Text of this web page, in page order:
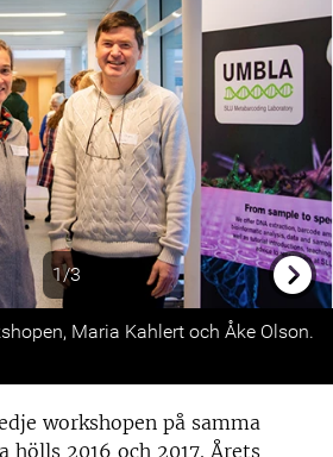
1/3
Maria Kahlert och Åke Olson.
workshopen på samma
hölls 2016 och 2017. Årets